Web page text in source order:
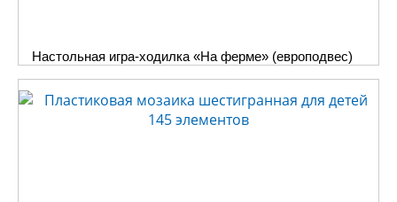
Настольная игра-ходилка «На ферме» (европодвес)